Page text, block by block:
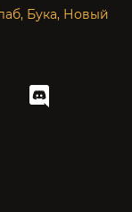
Бука, Новый